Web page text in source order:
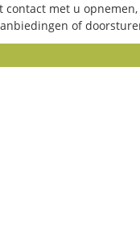
contact met u
of